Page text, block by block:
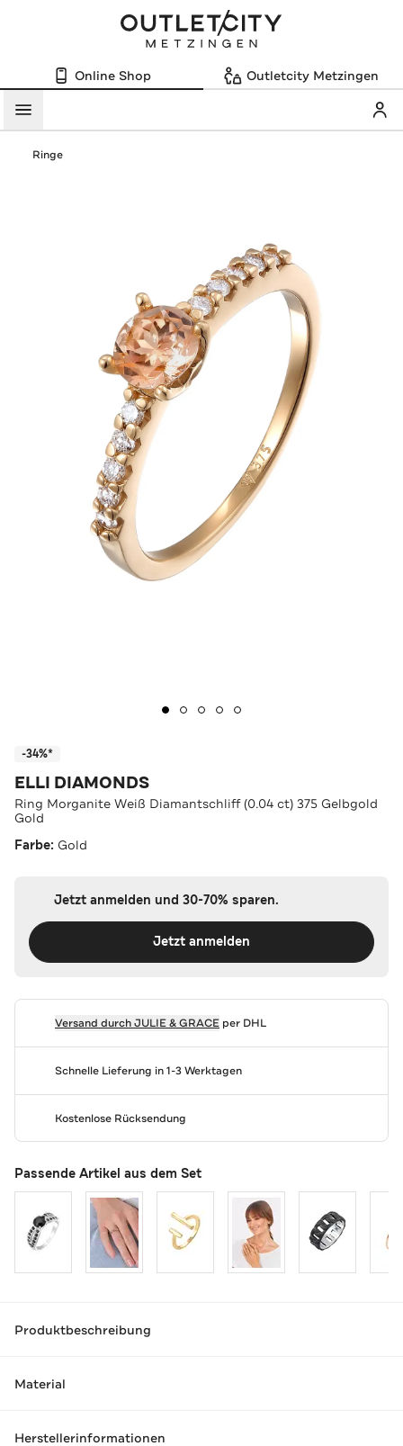
Online Shop Outletcity Metzingen
Menü
Ringe
-34%*
ELLI DIAMONDS
Ring Morganite Weiß Diamantschliff (0.04 ct) 375 Gelbgold
Gold
Farbe: Gold
Jetzt anmelden und 30-70% sparen.
Jetzt anmelden
Versand durchJULIE & GRACEper DHL
Schnelle Lieferung in 1-3 Werktagen
Kostenlose Rücksendung
Passende Artikel aus dem Set
Produktbeschreibung
Material
Herstellerinformationen